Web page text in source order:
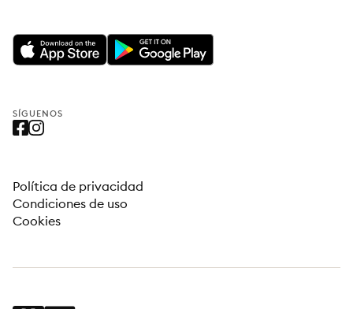
SÍGUENOS
Política de privacidad
Condiciones de uso
Cookies